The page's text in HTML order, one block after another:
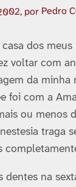
, por Pedro
dos meus
voltar com
da minha
foi com a
ou menos
traga
dentes na